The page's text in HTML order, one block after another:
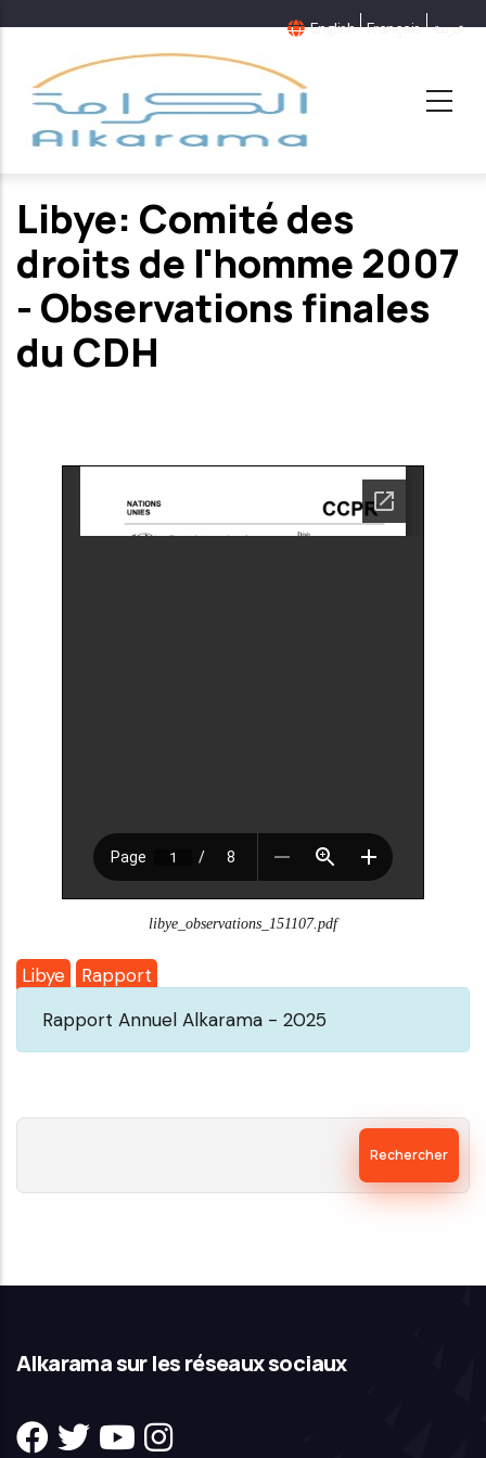
contenu
principal
English Français عربية
Libye: Comité des
droits de l'homme 2007
- Observations finales
du CDH
libye_observations_151107.pdf
Libye
Rapport
Rapport Annuel Alkarama - 2025
Alkarama sur les réseaux sociaux